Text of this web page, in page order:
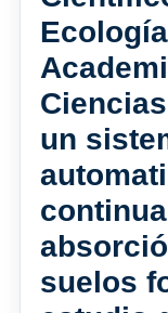
un
suelos